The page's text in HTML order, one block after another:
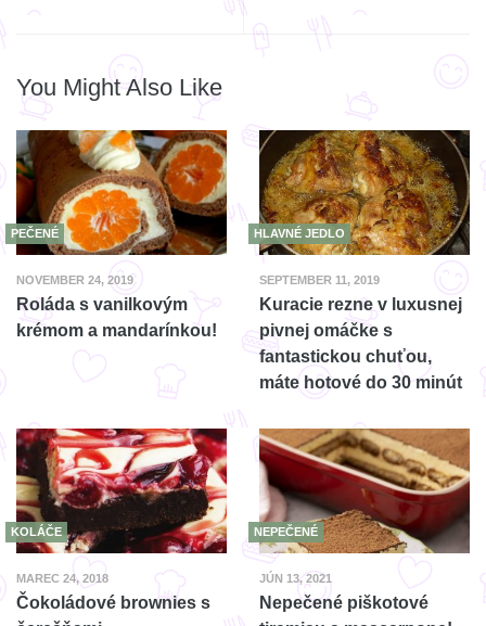
You Might Also Like
PEČENÉ
NOVEMBER 24, 2019
Roláda s vanilkovým
krémom a mandarínkou!
HLAVNÉ JEDLO
SEPTEMBER 11, 2019
Kuracie rezne v luxusnej
pivnej omáčke s
fantastickou chuťou,
máte hotové do 30 minút
KOLÁČE
MAREC 24, 2018
Čokoládové brownies s
NEPEČENÉ
JÚN 13, 2021
Nepečené piškotové